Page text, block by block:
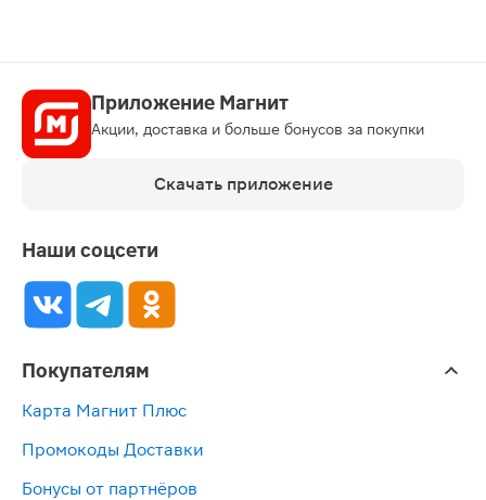
Приложение Магнит
Акции, доставка и больше бонусов за покупки
Скачать приложение
Наши соцсети
Покупателям
Карта Магнит Плюс
Промокоды Доставки
Бонусы от партнёров